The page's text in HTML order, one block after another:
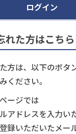
ログイン
れた方はこちら
方は、以下のボタ
ください。
ージでは
アドレスを入力い
録いただいたメー